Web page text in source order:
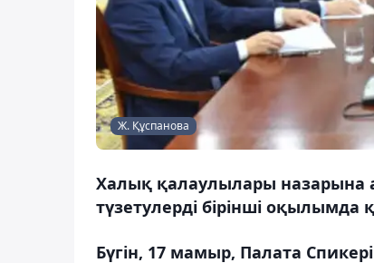
Ж. Құспанова
Халық қалаулылары назарына
түзетулерді бірінші
Бүгін, 17 мамыр, Палата